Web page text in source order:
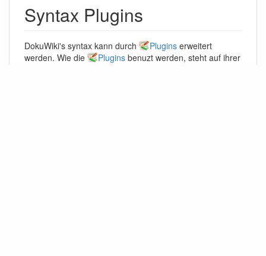
Syntax Plugins
DokuWiki's syntax kann durch Plugins erweitert
werden. Wie die
Plugins benuzt werden, steht auf ihrer